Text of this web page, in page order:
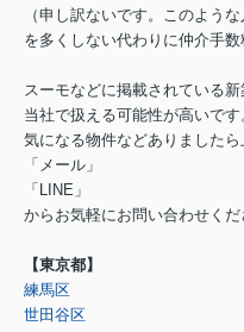
（申し訳ないです。このよう
を多くしない代わりに仲介手
スーモなどに掲載されている
当社で扱える可能性が高いです
気になる物件などありました
「メール」
「LINE」
からお気軽にお問い合わせくだ
【東京都】
練馬区
世田谷区